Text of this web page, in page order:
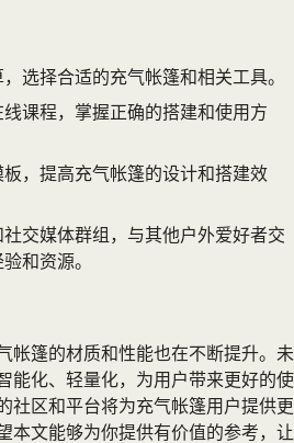
选择合适的充气帐篷和相关工具。
课程，掌握正确的搭建和使用方
，提高充气帐篷的设计和搭建效
交媒体群组，与其他户外爱好者交
和资源。
帐篷的材质和性能也在不断提升。未
能化、轻量化，为用户带来更好的使
社区和平台将为充气帐篷用户提供更
本文能够为你提供有价值的参考，让